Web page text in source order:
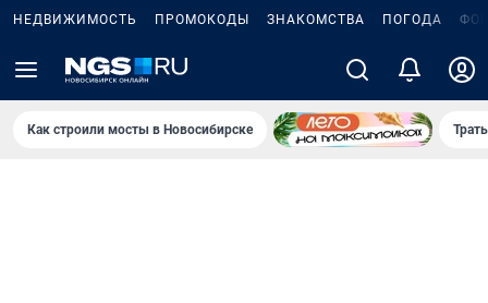
НЕДВИЖИМОСТЬ ПРОМОКОДЫ ЗНАКОМСТВА ПОГОДА
Как строили мосты в Новосибирске